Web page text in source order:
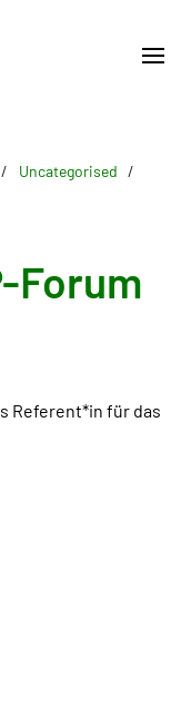
Uncategorised
Forum
Referent*in für das